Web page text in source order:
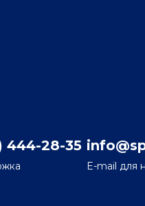
444-28-35
E-mail для